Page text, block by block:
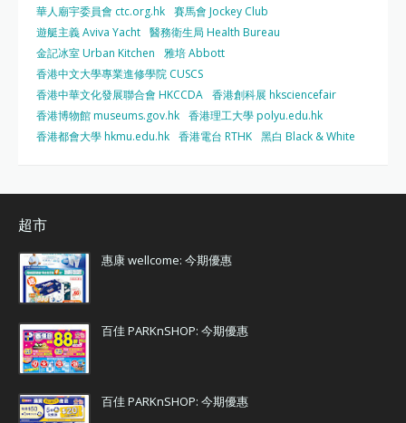
華人廟宇委員會 ctc.org.hk 賽馬會 Jockey Club
遊艇主義 Aviva Yacht 醫務衛生局 Health Bureau
金記冰室 Urban Kitchen
雅培 Abbott
香港中文大學專業進修學院 CUSCS
香港中華文化發展聯合會 HKCCDA 香港創科展 hksciencefair
香港博物館 museums.gov.hk 香港理工大學 polyu.edu.hk
香港都會大學 hkmu.edu.hk 香港電台 RTHK 黑白 Black & White
超市
惠康 wellcome: 今期優惠
百佳 PARKnSHOP: 今期優惠
百佳 PARKnSHOP: 今期優惠